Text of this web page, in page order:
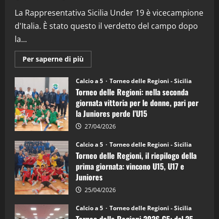
08/04/2026
La Rappresentativa Sicilia Under 19 è vicecampione
d'Italia. È stato questo il verdetto del campo dopo
la...
Per saperne di più
informazioni
Torneo
delle
Regioni
di
calcio
a
5:
la
Juniores
è
vicecampione
d’Italia
Calcio a 5 Torneo delle Regioni - Sicilia
Torneo delle Regioni: nella seconda
giornata vittoria per le donne, pari per
la Juniores perde l’U15
27/04/2026
Calcio a 5 Torneo delle Regioni - Sicilia
Torneo delle Regioni, il riepilogo della
prima giornata: vincono U15, U17 e
Juniores
25/04/2026
Calcio a 5 Torneo delle Regioni - Sicilia